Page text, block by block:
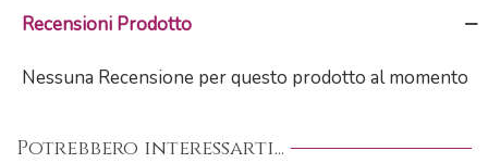
Recensioni Prodotto
Nessuna Recensione per questo prodotto al momento
Potrebbero interessarti...